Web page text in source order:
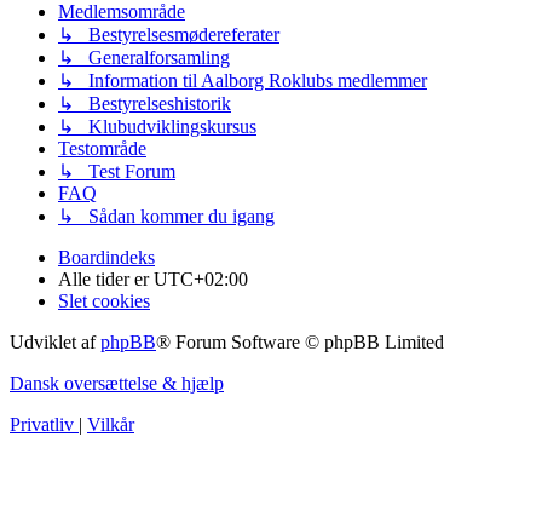
Medlemsområde
↳ Bestyrelsesmødereferater
↳ Generalforsamling
↳ Information til Aalborg Roklubs medlemmer
↳ Bestyrelseshistorik
↳ Klubudviklingskursus
Testområde
↳ Test Forum
FAQ
↳ Sådan kommer du igang
Boardindeks
Alle tider erUTC+02:00
Slet cookies
Udviklet afphpBB® Forum Software © phpBB Limited
Dansk oversættelse & hjælp
Privatliv | Vilkår